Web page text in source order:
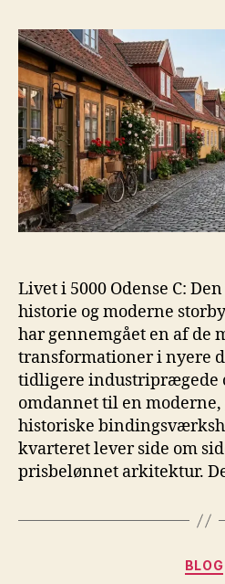
Livet i 5000 Odense C:
historie og moderne
har gennemgået en af de
transformationer i nyere
tidligere industriprægede
omdannet til en
historiske
kvarteret lever side om
prisbelønnet arkitektur.
BLOG